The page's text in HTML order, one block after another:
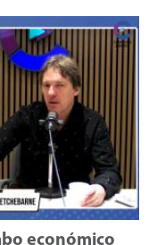
económico